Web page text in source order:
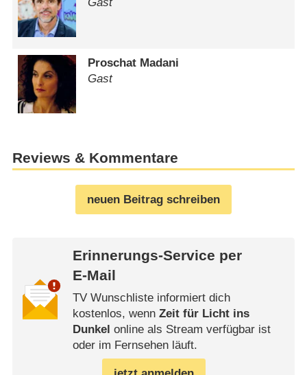
Gast
Proschat Madani
Gast
Reviews & Kommentare
neuen Beitrag schreiben
Erinnerungs-Service per
E-Mail
TV Wunschliste informiert dich
kostenlos, wenn Zeit für Licht ins
Dunkel online als Stream verfügbar ist
oder im Fernsehen läuft.